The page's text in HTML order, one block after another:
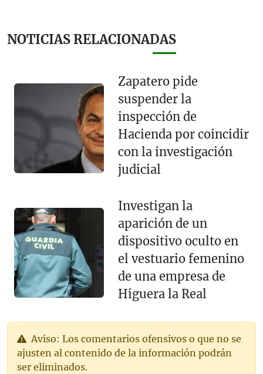
NOTICIAS RELACIONADAS
Zapatero pide
suspender la
inspección de
Hacienda por coincidir
con la investigación
judicial
Investigan la
aparición de un
dispositivo oculto en
el vestuario femenino
de una empresa de
Higuera la Real
Aviso: Los comentarios ofensivos o que no se
ajusten al contenido de la información podrán
ser eliminados.